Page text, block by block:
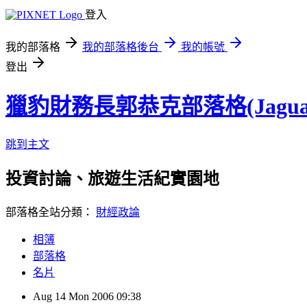
登入
我的部落格 我的部落格後台
我的帳號
登出
獵豹財務長郭恭克部落格
跳到主文
投資討論、旅遊生活紀實園地
部落格全站分類： 財經政論
相簿
部落格
名片
Aug 14 Mon 2006 09:38